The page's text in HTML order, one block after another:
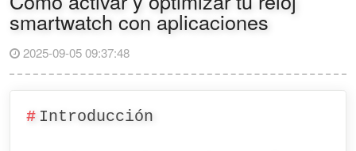
smartwatch con aplicaciones
2025-09-05 09:37:48
Introducción